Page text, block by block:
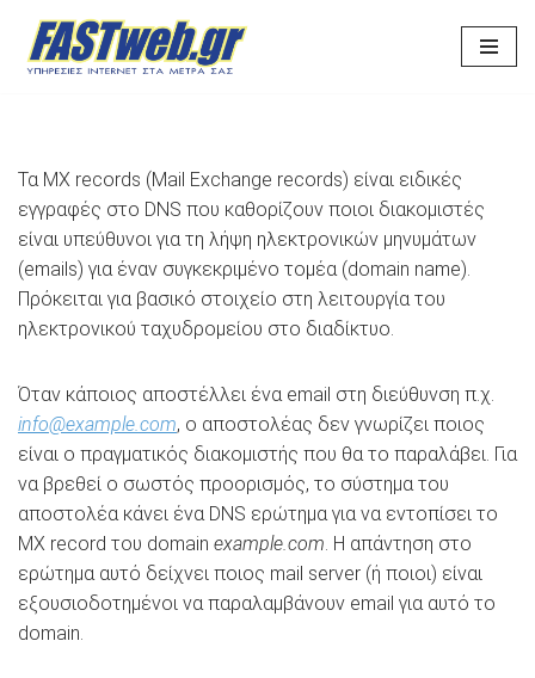
Μεταπηδήστε
Τα MX records (Mail Exchange records) είναι ειδικές
εγγραφές στο DNS που καθορίζουν ποιοι διακομιστές
είναι υπεύθυνοι για τη λήψη ηλεκτρονικών μηνυμάτων
(emails) για έναν συγκεκριμένο τομέα (domain name).
Πρόκειται για βασικό στοιχείο στη λειτουργία του
ηλεκτρονικού ταχυδρομείου στο διαδίκτυο.
Όταν κάποιος αποστέλλει ένα email στη διεύθυνση π.χ.
info@example.com, ο αποστολέας δεν γνωρίζει ποιος
είναι ο πραγματικός διακομιστής που θα το παραλάβει. Για
να βρεθεί ο σωστός προορισμός, το σύστημα του
αποστολέα κάνει ένα DNS ερώτημα για να εντοπίσει το
MX record του domain example.com. Η απάντηση στο
ερώτημα αυτό δείχνει ποιος mail server (ή ποιοι) είναι
εξουσιοδοτημένοι να παραλαμβάνουν email για αυτό το
domain.